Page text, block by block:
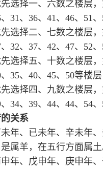
选择一、六数之楼层，
31、36、41、46、51、
选择二、七数之楼层，
32、37、42、47、52、
选择五、十数之楼层，
35、40、45、50等楼层
选择四、九数之楼层，
34、39、44、44、54、
关系
年、已未年、辛未年
属羊，在五行方面属土
年、戊申年、庚申年